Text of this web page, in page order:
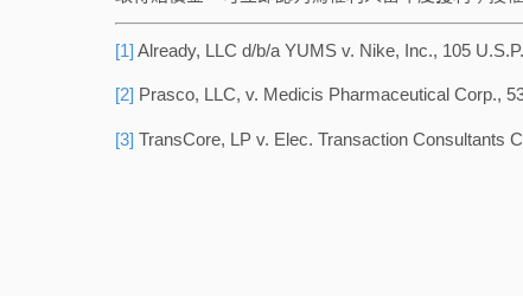
[1] Already, LLC d/b/a YUMS v. Nike, Inc., 105
[2] Prasco, LLC, v. Medicis Pharmaceutical Corp.,
[3] TransCore, LP v. Elec. Transaction Consultants